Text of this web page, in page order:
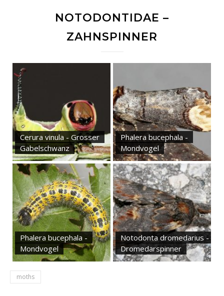
NOTODONTIDAE –
ZAHNSPINNER
Cerura vinula - Grosser
Gabelschwanz
Phalera bucephala -
Mondvogel
Phalera bucephala -
Mondvogel
Notodonta dromedarius -
Dromedarspinner
moths